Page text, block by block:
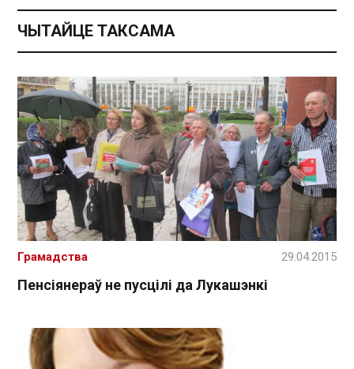
ЧЫТАЙЦЕ ТАКСАМА
Пенсіянераў не пусцілі да Лукашэнкі
Грамадства 29.04.2015